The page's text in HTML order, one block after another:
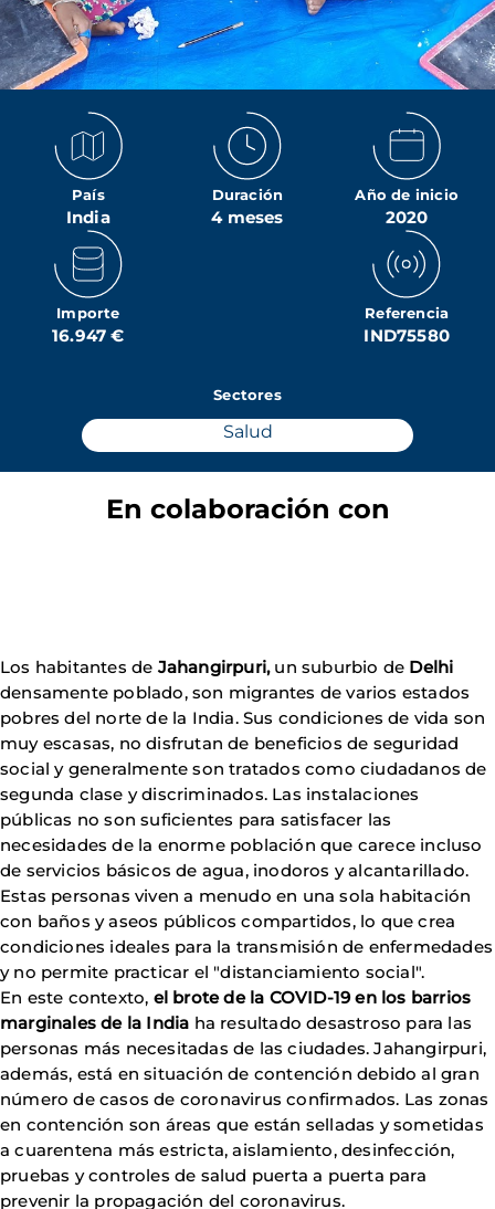
País
India
Duración
4 meses
Año de inicio
2020
Importe
16.947 €
Referencia
IND75580
Sectores
Salud
En colaboración con
Los habitantes de Jahangirpuri, un suburbio de Delhi
densamente poblado, son migrantes de varios estados
pobres del norte de la India. Sus condiciones de vida son
muy escasas, no disfrutan de beneficios de seguridad
social y generalmente son tratados como ciudadanos de
segunda clase y discriminados. Las instalaciones
públicas no son suficientes para satisfacer las
necesidades de la enorme población que carece incluso
de servicios básicos de agua, inodoros y alcantarillado.
Estas personas viven a menudo en una sola habitación
con baños y aseos públicos compartidos, lo que crea
condiciones ideales para la transmisión de enfermedades
y no permite practicar el "distanciamiento social".
En este contexto, el brote de la COVID-19 en los barrios
marginales de la India ha resultado desastroso para las
personas más necesitadas de las ciudades. Jahangirpuri,
además, está en situación de contención debido al gran
número de casos de coronavirus confirmados. Las zonas
en contención son áreas que están selladas y sometidas
a cuarentena más estricta, aislamiento, desinfección,
pruebas y controles de salud puerta a puerta para
prevenir la propagación del coronavirus.